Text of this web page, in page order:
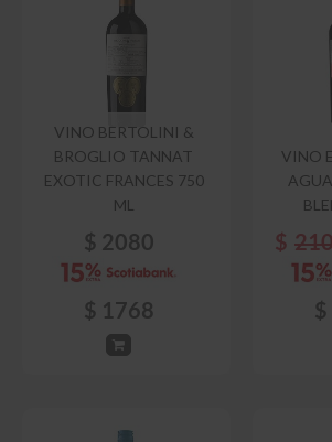
VINO BERTOLINI &
BROGLIO TANNAT
EXOTIC FRANCES 750
ML
$ 2080
$ 1768
VINO
$
$